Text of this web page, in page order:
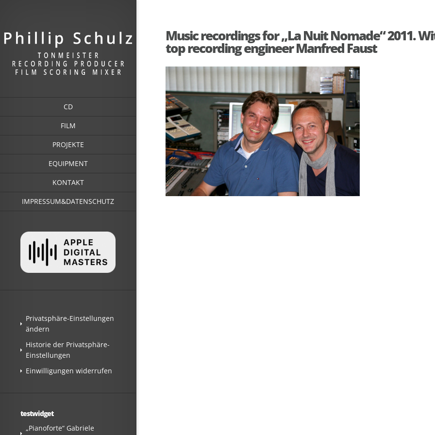
CD
FILM
PROJEKTE
EQUIPMENT
KONTAKT
IMPRESSUM&DATENSCHUTZ
Privatsphäre-Einstellungen
ändern
Historie der Privatsphäre-
Einstellungen
Einwilligungen widerrufen
testwidget
„Pianoforte“ Gabriele
Music recordings for „La Nuit Nomade“ 2011.
top recording engineer Manfred Faust